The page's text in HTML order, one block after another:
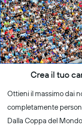
Crea il tuo
Ottieni il massimo dai
completamente
Dalla Coppa del